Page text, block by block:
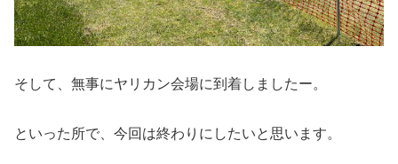
そして、無事にヤリカン会場に到着しましたー。
といった所で、今回は終わりにしたいと思います。